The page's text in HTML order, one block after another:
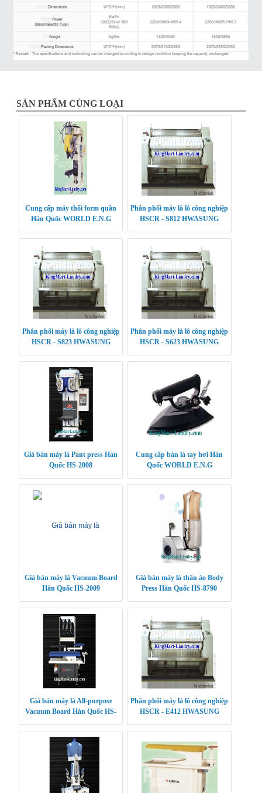
SẢN PHẨM CÙNG LOẠI
Cung cấp máy thổi form quần
Hàn Quốc WORLD E.N.G
Phân phối máy là lô công nghiệp
HSCR - S812 HWASUNG
Phân phối máy là lô công nghiệp
HSCR - S823 HWASUNG
Phân phối máy là lô công nghiệp
HSCR - S623 HWASUNG
Giá bán máy là Pant press Hàn
Quốc HS-2008
Cung cấp bàn là tay hơi Hàn
Quốc WORLD E.N.G
Giá bán máy là Vacuum Board
Hàn Quốc HS-2009
Giá bán máy là thân áo Body
Press Hàn Quốc HS-8790
Giá bán máy là All-purpose
Vacuum Board Hàn Quốc HS-
Phân phối máy là lô công nghiệp
HSCR - E412 HWASUNG